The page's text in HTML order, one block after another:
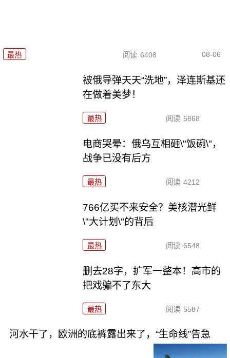
最热 阅读 6408 08-06
被俄导弹天天“洗地”，泽连斯基还
在做着美梦！
最热 阅读 5868
电商哭晕：俄乌互相砸\"饭碗\"，
战争已没有后方
最热 阅读 4212
766亿买不来安全？美核潜光鲜
\"大计划\"的背后
最热 阅读 6548
删去28字，扩军一整本！高市的
把戏骗不了东大
最热 阅读 5587
河水干了，欧洲的底裤露出来了，“生命线”告急